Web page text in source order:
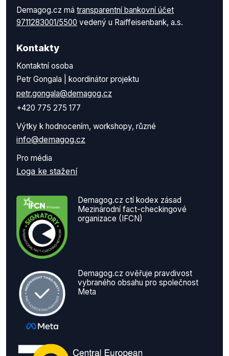
Demagog.cz má transparentní bankovní účet
9711283001/5500 vedený u Raiffeisenbank, a.s.
Kontakty
Kontaktní osoba
Petr Gongala | koordinátor projektu
petr.gongala@demagog.cz
+420 775 275 177
Výtky k hodnocením, workshopy, různé
info@demagog.cz
Pro média
Loga ke stažení
Demagog.cz ctí kodex zásad
Mezinárodní fact-checkingové
organizace (IFCN)
Demagog.cz ověřuje pravdivost
vybraného obsahu pro společnost
Meta